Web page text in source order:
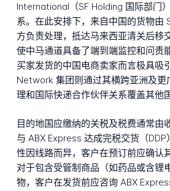
International（SF Holding 国际部门
系。在此安排下，来自中国的货物由
方负责处理，抵达马来西亚清关后移
使中马通道具备了端到端监控和问责
买家发货的中国电商卖家而言极具吸
Network 集团则通过其横跨亚洲及更
理和国际快递合作伙伴关系覆盖其他
目的地国应缴纳的关税及税费通常由
与 ABX Express 达成完税交货（DDP
性因线路而异，客户在预订前应确认
对于包含受管制商品（如药品或含锂
物，客户在发货前应咨询 ABX